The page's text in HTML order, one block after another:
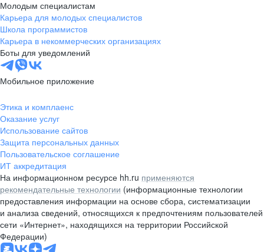
Молодым специалистам
Карьера для молодых специалистов
Школа программистов
Карьера в некоммерческих организациях
Боты для уведомлений
Мобильное приложение
Этика и комплаенс
Оказание услуг
Использование сайтов
Защита персональных данных
Пользовательское соглашение
ИТ аккредитация
На информационном ресурсе hh.ru применяются
рекомендательные технологии (информационные технологии
предоставления информации на основе сбора, систематизации
и анализа сведений, относящихся к предпочтениям пользователей
сети «Интернет», находящихся на территории Российской
Федерации)